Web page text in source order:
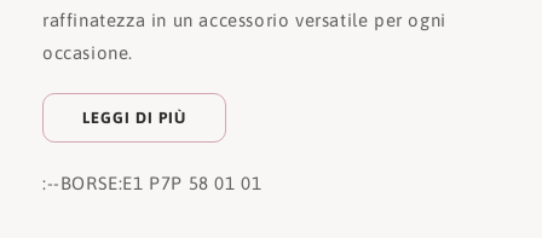
raffinatezza in un accessorio versatile per ogni
occasione.
LEGGI DI PIÙ
:--BORSE:E1 P7P 58 01 01